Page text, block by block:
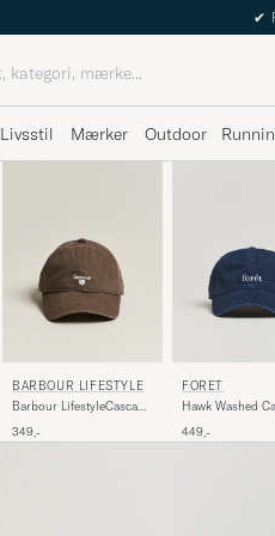
Livsstil Mærker Outdoor
BARBOUR LIFESTYLE
Barbour LifestyleCascade
349,-
FORÉT
Hawk Washed
449,-